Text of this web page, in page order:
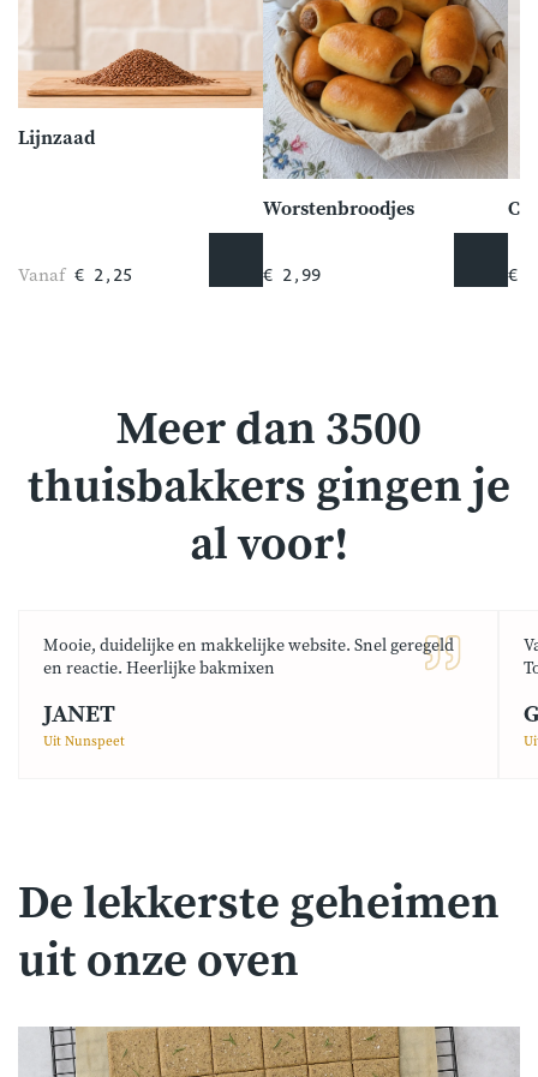
Lijnzaad
Vanaf € 2,25
Worstenbroodjes
€ 2,99 €
Meer dan 3500
thuisbakkers gingen je
al voor!
Mooie, duidelijke en makkelijke website. Snel geregeld
en reactie. Heerlijke bakmixen
JANET
Uit Nunspeet
De lekkerste geheimen
uit onze oven